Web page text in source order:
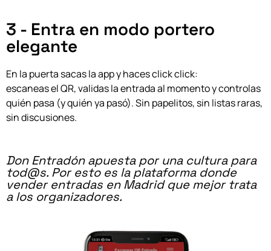
3 - Entra en modo portero
elegante
En la puerta sacas la app y haces click click:
escaneas el QR, validas la entrada al momento y controlas
quién pasa (y quién ya pasó). Sin papelitos, sin listas raras,
sin discusiones.
Don Entradón apuesta por una cultura para
tod@s. Por esto es la plataforma donde
vender entradas en Madrid que mejor trata
a los organizadores.